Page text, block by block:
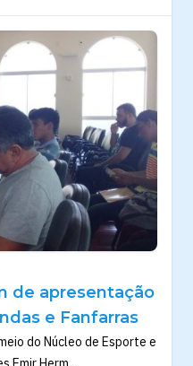
de apresentação
e Fanfarras
do Núcleo de Esporte e